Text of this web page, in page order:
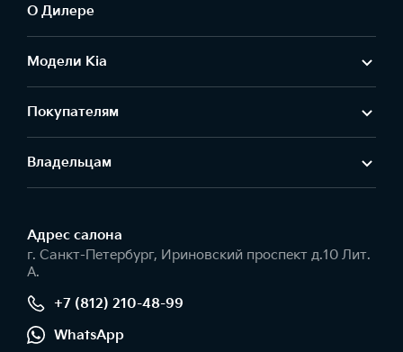
О Дилере
Модели Kia
Покупателям
Владельцам
Адрес салонa
г. Санкт-Петербург, Ириновский проспект д.10 Лит.
А.
+7 (812) 210-48-99
WhatsApp